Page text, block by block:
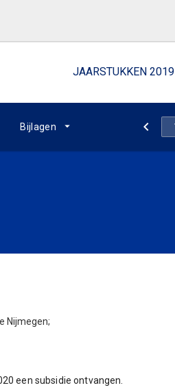
JAARSTUKKEN 2019
Bijlagen
Nijmegen;
een subsidie ontvangen.